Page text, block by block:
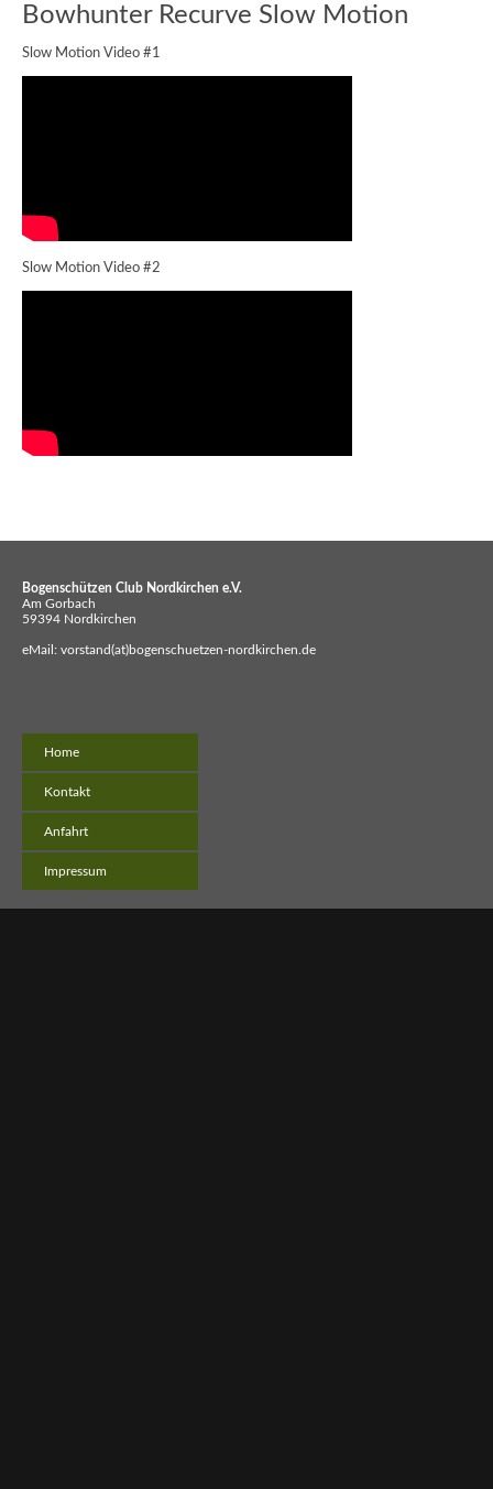
Bowhunter Recurve Slow Motion
Slow Motion Video #1
Slow Motion Video #2
Bogenschützen Club Nordkirchen e.V.
Am Gorbach
59394 Nordkirchen
eMail: vorstand(at)bogenschuetzen-nordkirchen.de
Navigation
Home
Kontakt
Anfahrt
Impressum